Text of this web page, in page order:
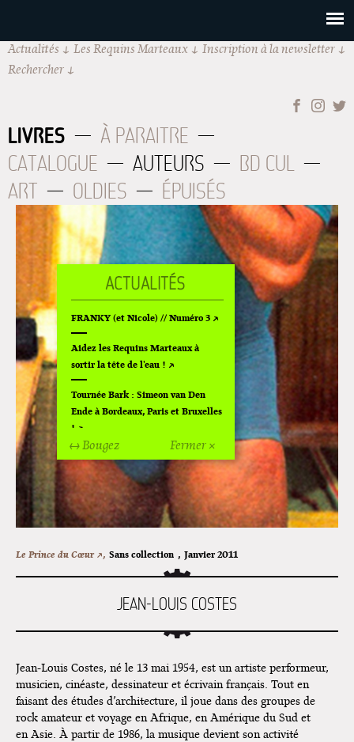
Actualités Les Requins Marteaux
Inscription à la newsletter
Rechercher
LIVRES
À PARAITRE
CATALOGUE
AUTEURS
BD CUL
ART
OLDIES ÉPUISÉS
Le Prince du Cœur ↗, Sans collection , Janvier 2011
JEAN-LOUIS COSTES
Jean-Louis Costes, né le 13 mai 1954, est un artiste performeur,
musicien, cinéaste, dessinateur et écrivain français. Tout en
faisant des études d’architecture, il joue dans des groupes de
rock amateur et voyage en Afrique, en Amérique du Sud et
en Asie. À partir de 1986, la musique devient son activité
Fermer ×
↔ Bougez
FRANKY (et Nicole) // Numéro 3
Aidez les Requins Marteaux à
sortir la tête de l'eau !
Tournée Bark : Simeon van Den
Ende à Bordeaux, Paris et Bruxelles
!
Off Of Off d'Angoulême 2024
Superette de noël à Pola
L'exposition de Fungirl à
Cardon
Exposition "Fungirl : Funeral
Home" à Colomiers
Pich à Paris et Vincennes !
Dédicace de Gwénola Carrère à
Bruxelles